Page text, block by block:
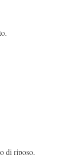
di riposo.